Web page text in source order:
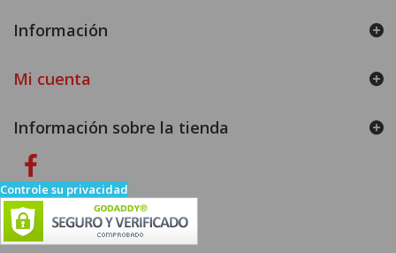
Información
Mi cuenta
Información sobre la tienda
Controle su privacidad